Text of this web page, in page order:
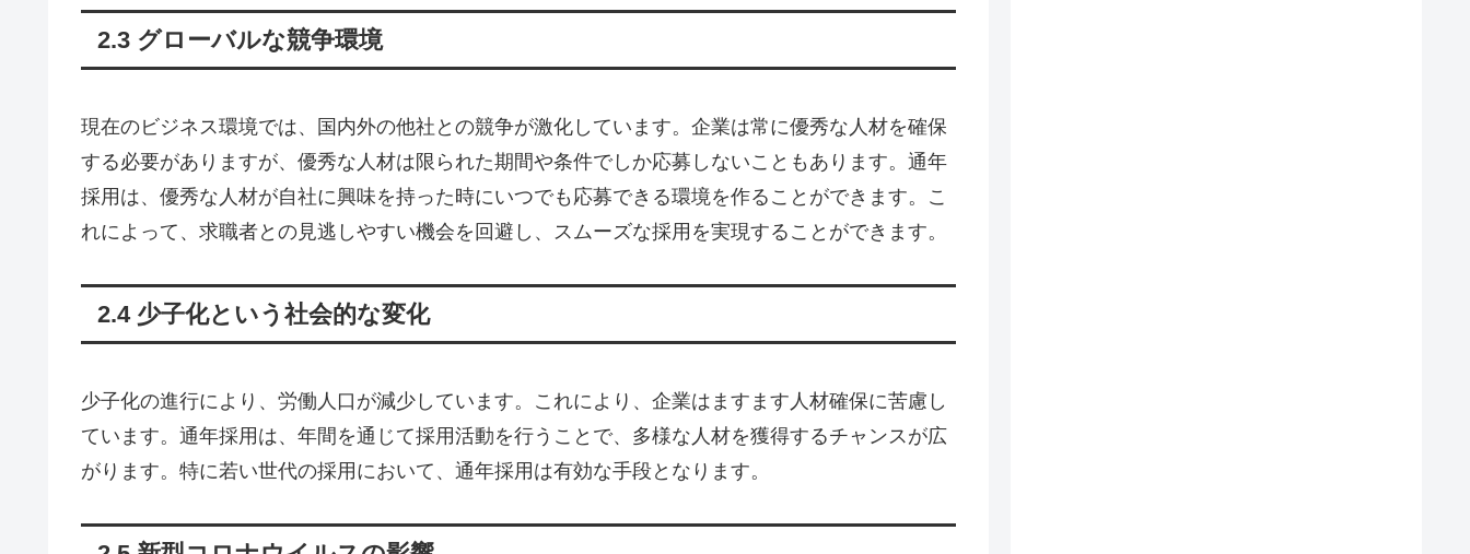
2.3 グローバルな競争環境
現在のビジネス環境では、国内外の他社との競争が激化しています。企業は常に優秀な人材を確保
する必要がありますが、優秀な人材は限られた期間や条件でしか応募しないこともあります。通年
採用は、優秀な人材が自社に興味を持った時にいつでも応募できる環境を作ることができます。こ
れによって、求職者との見逃しやすい機会を回避し、スムーズな採用を実現することができます。
2.4 少子化という社会的な変化
少子化の進行により、労働人口が減少しています。これにより、企業はますます人材確保に苦慮し
ています。通年採用は、年間を通じて採用活動を行うことで、多様な人材を獲得するチャンスが広
がります。特に若い世代の採用において、通年採用は有効な手段となります。